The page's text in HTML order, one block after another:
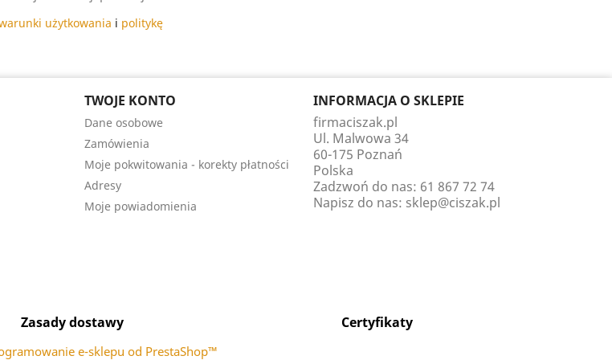
użytkowania i politykę
TWOJE KONTO
Dane osobowe
Zamówienia
Moje pokwitowania - korekty płatności
Adresy
Moje powiadomienia
INFORMACJA O SKLEPIE
firmaciszak.pl
Ul. Malwowa 34
60-175 Poznań
Polska
Zadzwoń do nas: 61 867 72 74
Napisz do nas: sklep@ciszak.pl
Zasady dostawy Certyfikaty
e-sklepu od PrestaShop™